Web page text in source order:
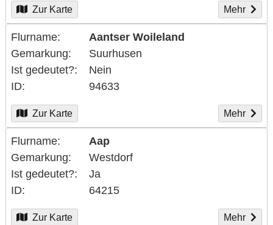
Zur Karte Mehr
Flurname
Aantser Woileland
Gemarkung
Suurhusen
Ist gedeutet?
Nein
ID
94633
Zur Karte Mehr
Flurname
Aap
Gemarkung
Westdorf
Ist gedeutet?
Ja
ID
64215
Zur Karte Mehr